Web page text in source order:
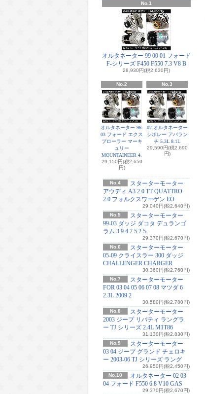
No.1
オルタネーター 99 00 01 フォード
F-シリーズ F450 F550 7.3 V8 B
28,930円(税2,630円)
No.2
オルタネーター 96-
03 フォード エクス
プローラー マーキ
ュリー
MOUNTAINEER 4.
29,150円(税2,650
円)
No.3
02 オルタネーター
シボレー アバラン
チ 5.3L 8.1L
29,590円(税2,690
円)
No.4
スターターモーター
アウディ A3 2.0 TT QUATTRO
2.0 フォルクスワーゲン EO
29,040円(税2,640円)
No.5
スターターモーター
99-03 ダッジ ダコタ デュランゴ
ラム 3.9 4.7 5.2 5.
29,370円(税2,670円)
No.6
スターターモーター
05-09 クライスラー 300 ダッジ
CHALLENGER CHARGER
30,360円(税2,760円)
No.7
スターターモーター
FOR 03 04 05 06 07 08 マツダ 6
2.3L 2009 2
30,580円(税2,780円)
No.8
スターターモーター
2003 ジープ リバティ ラングラ
ー TJ シリーズ 2.4L M1T86
31,130円(税2,830円)
No.9
スターターモーター
03 04 ジープ グランド チェロキ
ー 2003-06 TJ シリーズ ラング
26,950円(税2,450円)
No.10
オルタネーター 02 03
04 フォード F550 6.8 V10 GAS
29,370円(税2,670円)